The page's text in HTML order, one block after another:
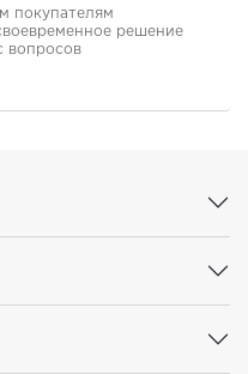
покупателям
решение
вопросов